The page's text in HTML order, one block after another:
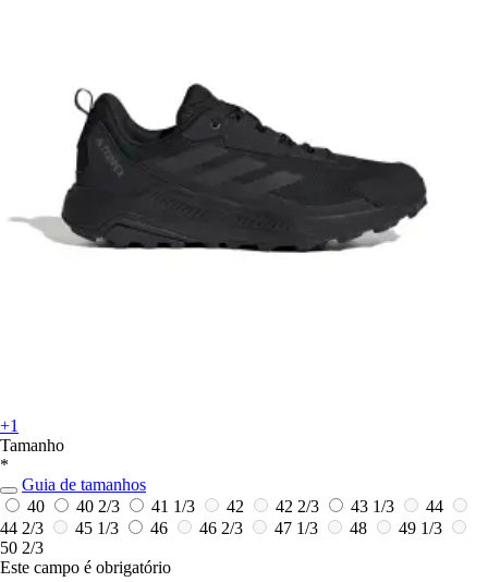
+1
Tamanho
*
Guia de tamanhos
40
40 2/3 41 1/3 42 42 2/3 43 1/3
44
44 2/3
45 1/3 46 46 2/3 47 1/3 48
49 1/3
50 2/3
Este campo é obrigatório